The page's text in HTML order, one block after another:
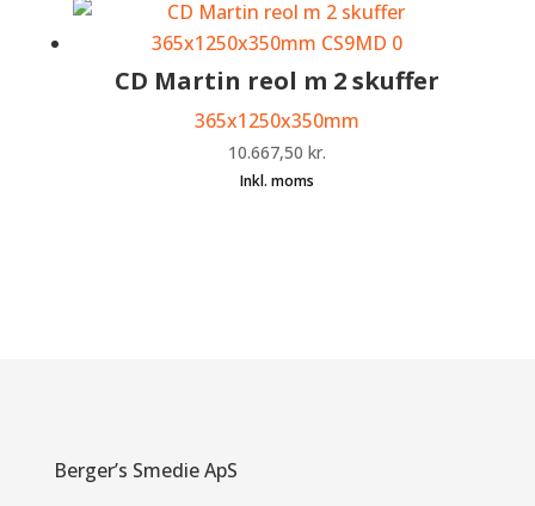
CD Martin reol m 2 skuffer
365x1250x350mm
10.667,50 kr.
Berger’s Smedie ApS